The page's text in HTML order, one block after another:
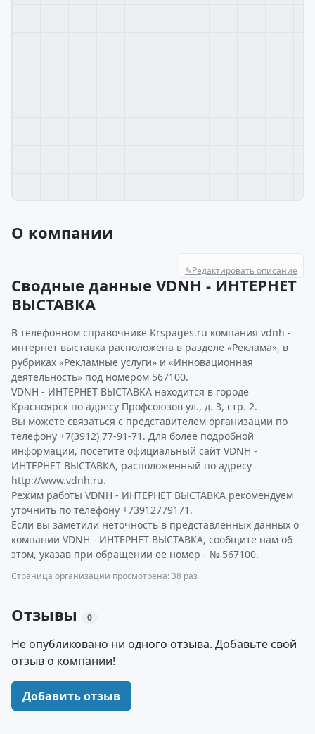
О компании
✎Редактировать описание
Сводные данные VDNH - ИНТЕРНЕТ
ВЫСТАВКА
В телефонном справочнике Krspages.ru компания vdnh -
интернет выставка расположена в разделе «Реклама», в
рубриках «Рекламные услуги» и «Инновационная
деятельность» под номером 567100.
VDNH - ИНТЕРНЕТ ВЫСТАВКА находится в городе
Красноярск по адресу Профсоюзов ул., д. 3, стр. 2.
Вы можете связаться с представителем организации по
телефону +7(3912) 77-91-71. Для более подробной
информации, посетите официальный сайт VDNH -
ИНТЕРНЕТ ВЫСТАВКА, расположенный по адресу
http://www.vdnh.ru.
Режим работы VDNH - ИНТЕРНЕТ ВЫСТАВКА рекомендуем
уточнить по телефону +73912779171.
Если вы заметили неточность в представленных данных о
компании VDNH - ИНТЕРНЕТ ВЫСТАВКА, сообщите нам об
этом, указав при обращении ее номер - № 567100.
Страница организации просмотрена: 38 раз
Отзывы 0
Не опубликовано ни одного отзыва. Добавьте свой
отзыв о компании!
Добавить отзыв